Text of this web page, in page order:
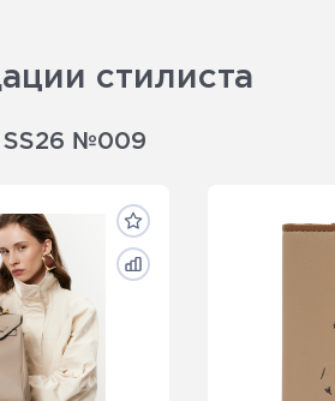
стилиста
SS26 №009